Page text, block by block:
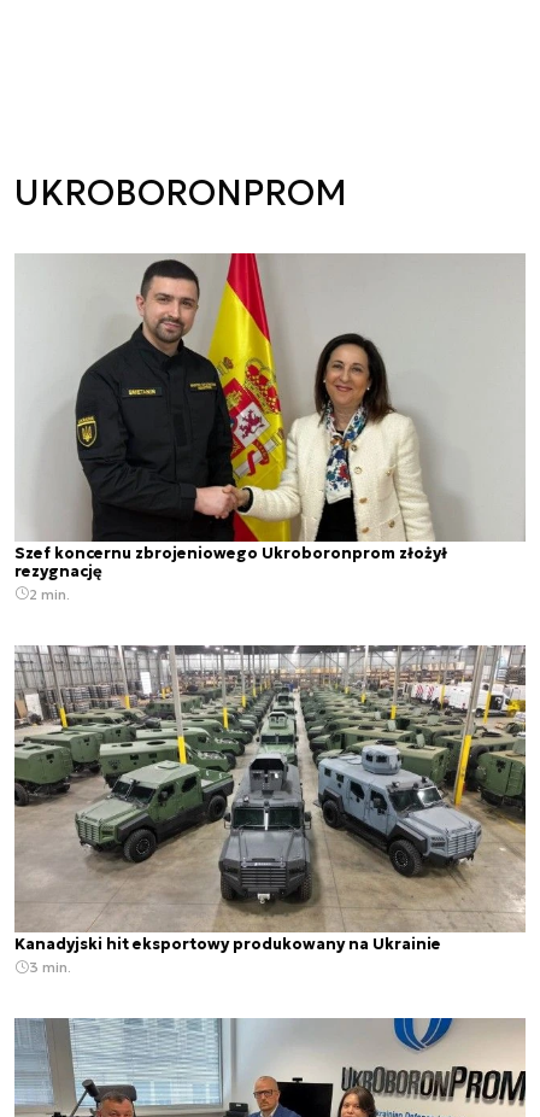
UKROBORONPROM
Szef koncernu zbrojeniowego Ukroboronprom złożył
rezygnację
2 min.
Kanadyjski hit eksportowy produkowany na Ukrainie
3 min.